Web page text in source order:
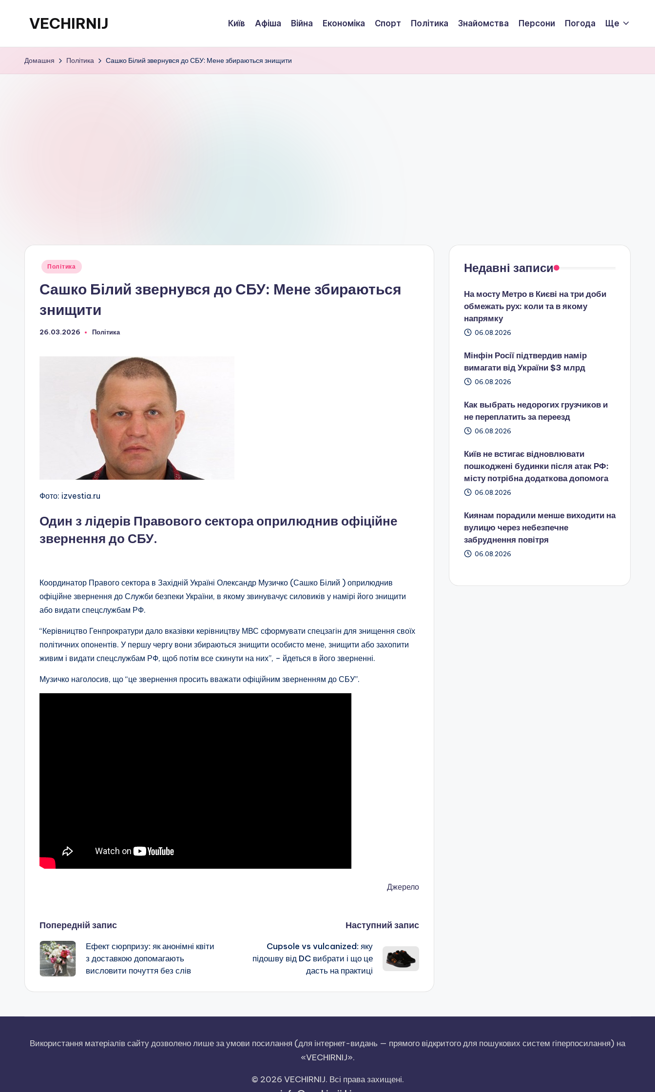
ПерейтиVECHIRNIJ Київ Афіша Війна Економіка Спорт Політика Знайомства Персони Погода Ще
Домашня Політика Сашко Білий звернувся до СБУ: Мене збираються знищити
Опубліковано
Політика
Сашко Білий звернувся до СБУ: Мене збираються
знищити
26.03.2026
Опубліковано
Політика
Фото: izvestia.ru
Один з лідерів Правового сектора оприлюднив офіційне
звернення до СБУ.
Координатор Правого сектора в Західній Україні Олександр Музичко (Сашко Білий ) оприлюднив
офіційне звернення до Служби безпеки України, в якому звинувачує силовиків у намірі його знищити
або видати спецслужбам РФ.
“Керівництво Генпрократури дало вказівки керівництву МВС сформувати спецзагін для знищення своїх
політичних опонентів. У першу чергу вони збираються знищити особисто мене, знищити або захопити
живим і видати спецслужбам РФ, щоб потім все скинути на них”, – йдеться в його зверненні.
Музичко наголосив, що “це звернення просить вважати офіційним зверненням до СБУ”.
Джерело
Навігація
по
запису
Попередній запис
Ефект сюрпризу: як анонімні квіти
з доставкою допомагають
висловити почуття без слів
Наступний запис
Cupsole vs vulcanized: яку
підошву від DC вибрати і що це
дасть на практиці
Недавні записи
На мосту Метро в Києві на три доби
обмежать рух: коли та в якому
напрямку
06.08.2026
Мінфін Росії підтвердив намір
вимагати від України $3 млрд
06.08.2026
Как выбрать недорогих грузчиков и
не переплатить за переезд
06.08.2026
Київ не встигає відновлювати
пошкоджені будинки після атак РФ:
місту потрібна додаткова допомога
06.08.2026
Киянам порадили менше виходити на
вулицю через небезпечне
забруднення повітря
06.08.2026
Використання матеріалів сайту дозволено лише за умови посилання (для інтернет-видань — прямого відкритого для пошукових систем гіперпосилання) на
«VECHIRNIJ».
© 2026 VECHIRNIJ. Всі права захищені.